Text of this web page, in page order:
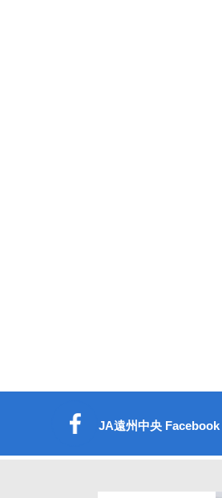
JA遠州中央 Facebook